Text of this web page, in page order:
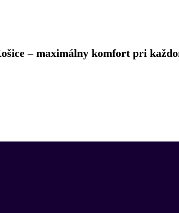
– maximálny komfort pri